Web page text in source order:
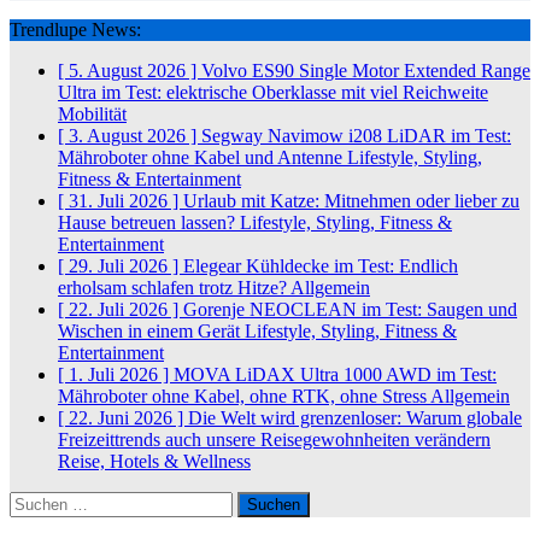
Trendlupe News:
[ 5. August 2026 ] Volvo ES90 Single Motor Extended Range
Ultra im Test: elektrische Oberklasse mit viel Reichweite
Mobilität
[ 3. August 2026 ] Segway Navimow i208 LiDAR im Test:
Mähroboter ohne Kabel und Antenne Lifestyle, Styling,
Fitness & Entertainment
[ 31. Juli 2026 ] Urlaub mit Katze: Mitnehmen oder lieber zu
Hause betreuen lassen? Lifestyle, Styling, Fitness &
Entertainment
[ 29. Juli 2026 ] Elegear Kühldecke im Test: Endlich
erholsam schlafen trotz Hitze? Allgemein
[ 22. Juli 2026 ] Gorenje NEOCLEAN im Test: Saugen und
Wischen in einem Gerät Lifestyle, Styling, Fitness &
Entertainment
[ 1. Juli 2026 ] MOVA LiDAX Ultra 1000 AWD im Test:
Mähroboter ohne Kabel, ohne RTK, ohne Stress Allgemein
[ 22. Juni 2026 ] Die Welt wird grenzenloser: Warum globale
Freizeittrends auch unsere Reisegewohnheiten verändern
Reise, Hotels & Wellness
Suchen
nach: